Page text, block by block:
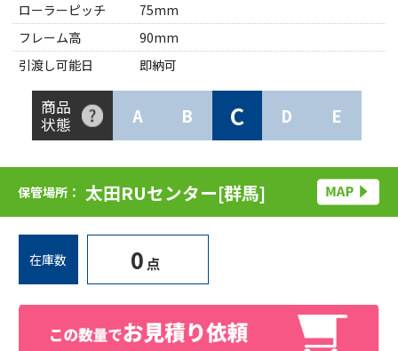
ローラーピッチ
75mm
フレーム高
90mm
引渡し可能日
即納可
商品
状態
A B C D E
保管場所： 太田RUセンター[群馬]
在庫数 0 点